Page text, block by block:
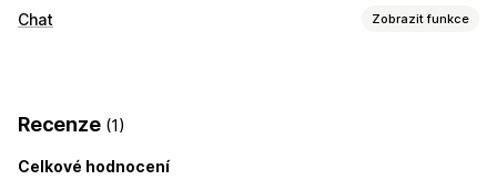
Chat Zobrazit funkce
Více jazyků
Přizpůsobení
Recenze (1)
Celkové hodnocení